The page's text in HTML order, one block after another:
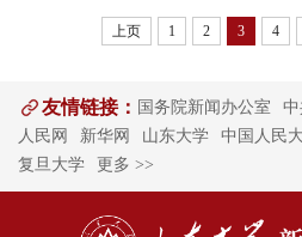
上页 1 2 3 4
友情链接： 国务院新闻办公室
人民网
新华网 山东大学 中国人民
复旦大学
更多 >>